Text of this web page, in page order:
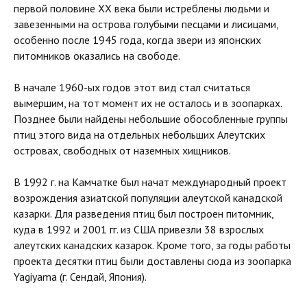
первой половине ХХ века были истреблены людьми и
завезенными на острова голубыми песцами и лисицами,
особенно после 1945 года, когда звери из японских
питомников оказались на свободе.
В начале 1960-ых годов этот вид стал считаться
вымершим, на тот момент их не осталось и в зоопарках.
Позднее были найдены небольшие обособленные группы
птиц этого вида на отдельных небольших Алеутских
островах, свободных от наземных хищников.
В 1992 г. на Камчатке был начат международный проект
возрождения азиатской популяции алеутской канадской
казарки. Для разведения птиц был построен питомник,
куда в 1992 и 2001 гг. из США привезли 38 взрослых
алеутских канадских казарок. Кроме того, за годы работы
проекта десятки птиц были доставлены сюда из зоопарка
Yagiyama (г. Сендай, Япония).